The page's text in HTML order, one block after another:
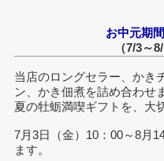
お中元期
（7/3～
当店のロングセラー、かき
ン、かき佃煮を詰め合わせ
夏の牡蛎満喫ギフトを、大
7月3日（金）10：00～8月
ます。